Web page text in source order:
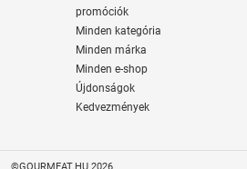
promóciók
Minden kategória
Minden márka
Minden e-shop
Újdonságok
Kedvezmények